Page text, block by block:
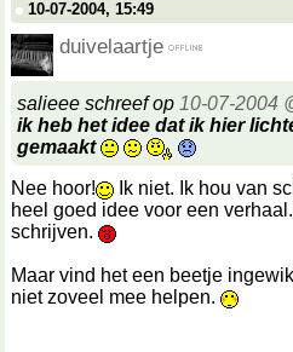
10-07-2004, 15:49
duivelaartje
salieee schreef op 10-07-2004
ik heb het idee dat ik hier
gemaakt
Nee hoor!
Ik niet. Ik hou van
heel goed idee voor een
schrijven.
Maar vind het een beetje
niet zoveel mee helpen.